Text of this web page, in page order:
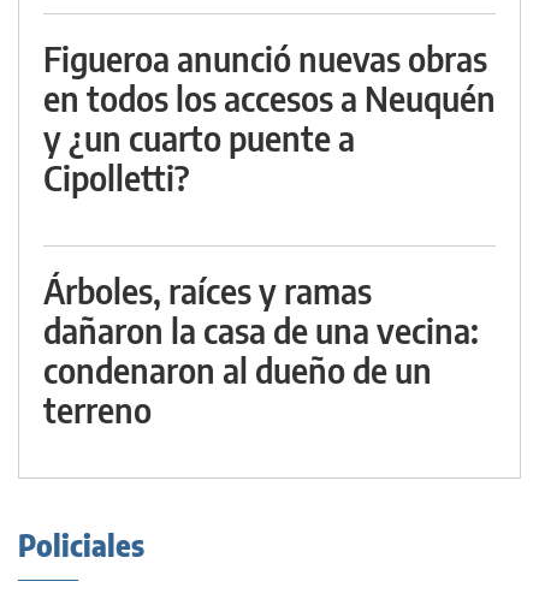
Figueroa anunció nuevas obras
en todos los accesos a Neuquén
y ¿un cuarto puente a
Cipolletti?
Árboles, raíces y ramas
dañaron la casa de una vecina:
condenaron al dueño de un
terreno
Policiales